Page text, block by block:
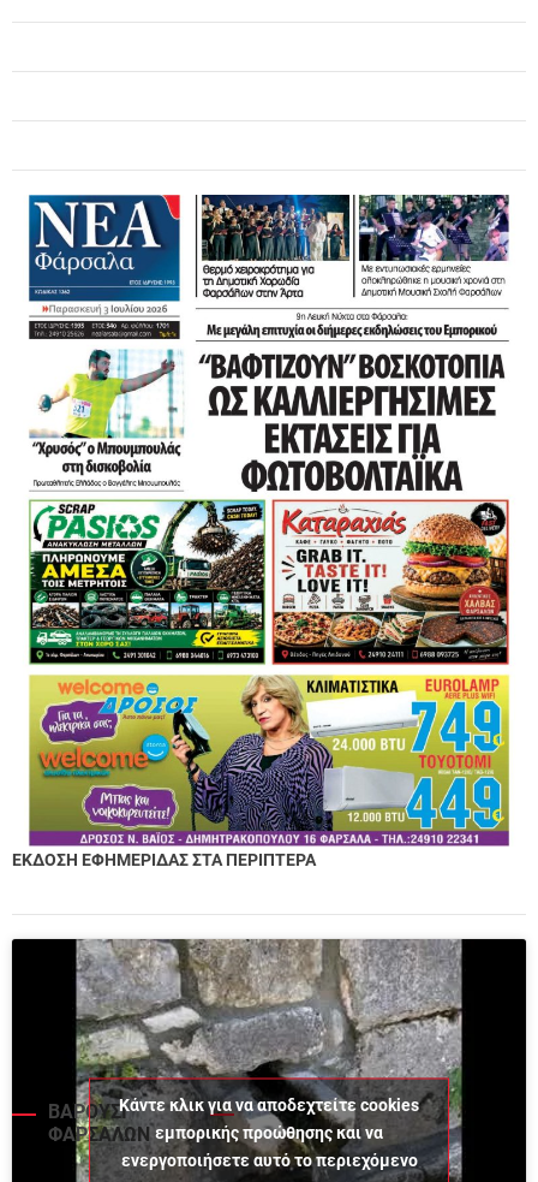
ΕΚΔΟΣΗ ΕΦΗΜΕΡΙΔΑΣ ΣΤΑ ΠΕΡΙΠΤΕΡΑ
ΒΑΡΟΥΣΙ
ΦΑΡΣΑΛΩΝ
Κάντε κλικ για να αποδεχτείτε cookies
εμπορικής προώθησης και να
ενεργοποιήσετε αυτό το περιεχόμενο